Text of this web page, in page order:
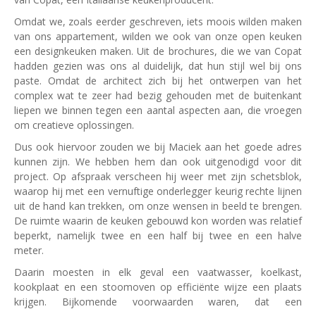
Omdat we, zoals eerder geschreven, iets moois wilden maken
van ons appartement, wilden we ook van onze open keuken
een designkeuken maken. Uit de brochures, die we van Copat
hadden gezien was ons al duidelijk, dat hun stijl wel bij ons
paste. Omdat de architect zich bij het ontwerpen van het
complex wat te zeer had bezig gehouden met de buitenkant
liepen we binnen tegen een aantal aspecten aan, die vroegen
om creatieve oplossingen.
Dus ook hiervoor zouden we bij Maciek aan het goede adres
kunnen zijn. We hebben hem dan ook uitgenodigd voor dit
project. Op afspraak verscheen hij weer met zijn schetsblok,
waarop hij met een vernuftige onderlegger keurig rechte lijnen
uit de hand kan trekken, om onze wensen in beeld te brengen.
De ruimte waarin de keuken gebouwd kon worden was relatief
beperkt, namelijk twee en een half bij twee en een halve
meter.
Daarin moesten in elk geval een vaatwasser, koelkast,
kookplaat en een stoomoven op efficiënte wijze een plaats
krijgen. Bijkomende voorwaarden waren, dat een